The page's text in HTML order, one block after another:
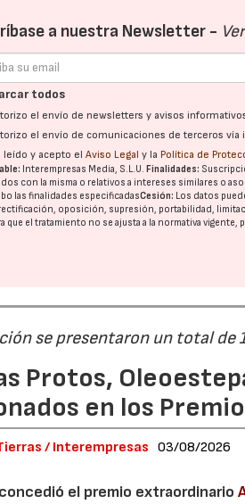
a nuestra Newsletter -
todos
el envío de newsletters y avisos
el envío de comunicaciones de terceros vía
leído y acepto elAviso Legal y la Política de
Interempresas Media, S.L.U.Finalidades:
con la misma o relativos a intereses similares o
las finalidades especificadasCesión: Los datos
oposición, supresión, portabilidad,
que el tratamiento no se ajusta a la normativa vigente,
se presentaron un total de
Protos,
en los
/ Interempresas 03/08/2026
el premio extraordinario